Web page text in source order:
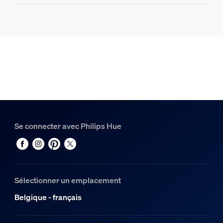
Matériaux
Durée de vie
Environnement
Humidité fonctionnement
Se connecter avec Philips Hue
Sélectionner un emplacement
Belgique - français